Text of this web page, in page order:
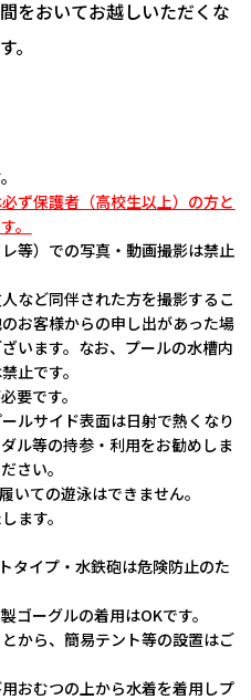
をおいてお越しいただくな
。
ず保護者（高校生以上）の方と
。
等）での写真・動画撮影は禁止
など同伴された方を撮影するこ
お客様からの申し出があった場
います。なお、プールの水槽内
止です。
要です。
ルサイド表面は日射で熱くなり
ル等の持参・利用をお勧めしま
さい。
ての遊泳はできません。
ます。
タイプ・水鉄砲は危険防止のた
ゴーグルの着用はOKです。
から、簡易テント等の設置はご
おむつの上から水着を着用しプ